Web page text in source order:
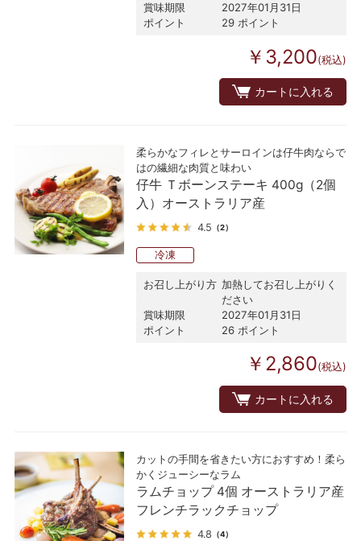
賞味期限
2027年01月31日
ポイント
29 ポイント
￥3,200(税込)
カートに入れる
柔らかなフィレとサーロインは仔牛肉ならで
はの繊細な肉質と味わい
仔牛 Ｔボーンステーキ 400g（2個
入）オーストラリア産
4.5 （2）
冷凍
お召し上がり方 加熱してお召し上がりく
ださい
賞味期限
2027年01月31日
ポイント
26 ポイント
￥2,860(税込)
カートに入れる
カットの手間を省きたい方におすすめ！柔ら
かくジューシーなラム
ラムチョップ 4個 オーストラリア産
フレンチラックチョップ
4.8 （4）